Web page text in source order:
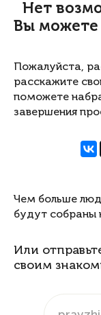
Нет
Вы можете
Пожалуйста,
расскажите
поможете
завершения
Чем больше
будут собраны
Или
своим